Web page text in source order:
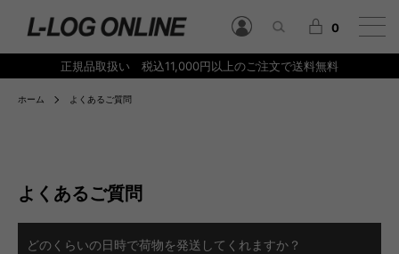
正規品取扱い 税込11,000円以上のご注文で送料無料
0
ホーム よくあるご質問
よくあるご質問
どのくらいの日時で荷物を発送してくれますか？